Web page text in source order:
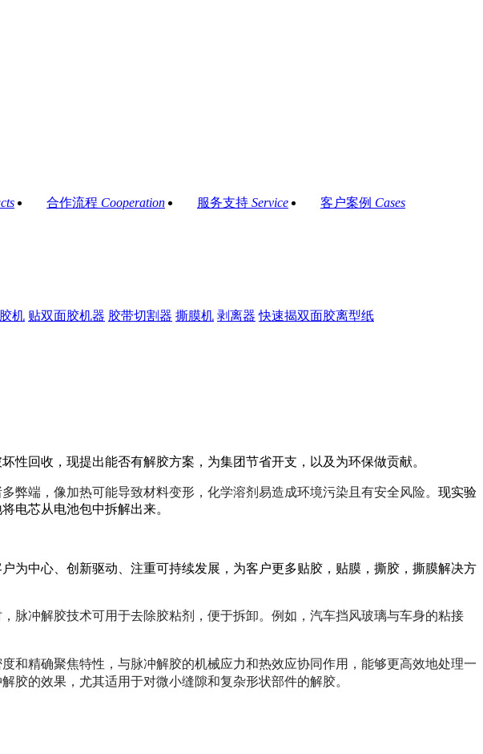
合作流程 Cooperation 服务支持 Service 客户案例 Cases
机 贴双面胶机器 胶带切割器 撕膜机 剥离器 快速揭双面胶离型纸
回收，现提出能否有解胶方案，为集团节省开支，以及为环保做贡献。
弊端，像加热可能导致材料变形，化学溶剂易造成环境污染且有安全风险。 现实验
电芯从电池包中拆解出来。
户为中心、创新驱动、注重可持续发展，为客户更多贴胶，贴膜，撕胶，撕膜解决方
脉冲解胶技术可用于去除胶粘剂，便于拆卸。例如，汽车挡风玻璃与车身的粘接
和精确聚焦特性，与脉冲解胶的机械应力和热效应协同作用，能够更高效地处理一
的效果，尤其适用于对微小缝隙和复杂形状部件的解胶。